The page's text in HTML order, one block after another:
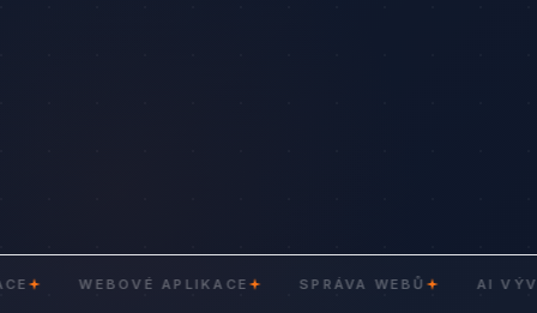
WEBOVÉ APLIKACE SPRÁVA WEBŮ AI VÝVOJ